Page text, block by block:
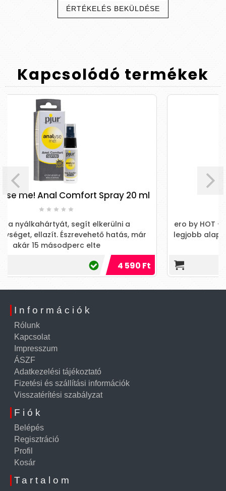
ÉRTÉKELÉS BEKÜLDÉSE
Kapcsolódó termékek
Spray 20 ml
elkerülni a
hatás, már
elte
ero by HOT - ANAL CREAM BACK
legjobb alapja. A krém
Információk
Rólunk
Kapcsolat
Impresszum
ÁSZF
Adatkezelési tájékoztató
Fizetési és szállítási információk
Visszatérítési szabályzat
Fiók
Belépés
Regisztráció
Profil
Kosár
Tartalom